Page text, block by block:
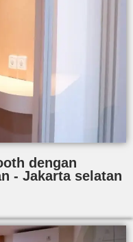
dengan
- Jakarta selatan